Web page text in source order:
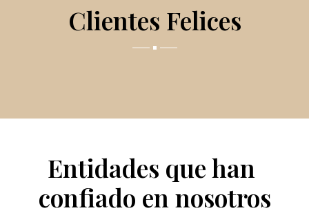
Clientes Felices
Entidades que han
confiado en nosotros